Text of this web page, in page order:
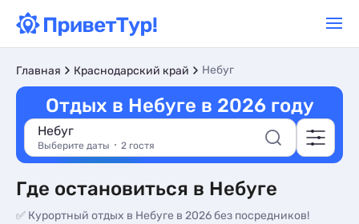
Главная Краснодарский край Небуг
Отдых в Небуге в 2026 году
Небуг
Выберите даты 2 гостя
Где остановиться в Небуге
✅ Курортный отдых в Небуге в 2026 без посредников!